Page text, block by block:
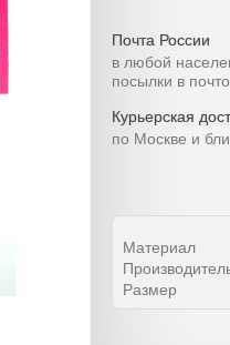
Почта России
в любой
посылки в
Курьерская
по Москве и
Материал
Размер